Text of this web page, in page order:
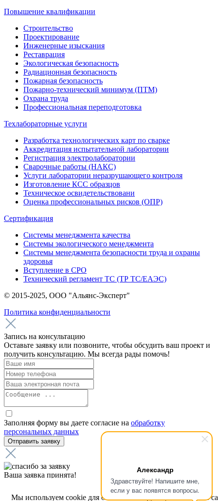
Александр
Здравствуйте! Напишите мне,
если у вас появятся вопросы.
Повышение квалификации
Строительство
Проектирование
Инженерные изыскания
Реставрация
Экологическая безопасность
Радиационная безопасность
Пожарная безопасность
Пожарно-технический минимум (ПТМ)
Охрана труда
Профессиональная переподготовка
Техлабораторные услуги
Разработка технологических карт по сварке
Аккредитация испытательной лаборатории
Регистрация электролаборатории
Сварочные работы (НАКС)
Услуги лаборатории неразрушающего контроля
Изготовление КСС образцов
Техническое освидетельствовани
Оценка профессиональных рисков (ОПР)
Сертификация
Системы менеджмента качества
Системы экологического менеджмента
Системы менеджмента безопасности труда и охраны
здоровья
Вступление в СРО
Технический регламент ТС (ТР ТС/ЕАЭС)
© 2015-2025, ООО "Альянс-Эксперт"
Политика конфиденциальности
Запись на консультацию
Оставьте заявку или позвоните, чтобы обсудить ваш проект и
получить консультацию. Мы всегда рады помочь!
Заполняя форму вы даете согласие на обработку
персональных данных
Ваша заявка принята!
Мы получили вашу заявку на звонок, наш менеджер свяжется
Мы используем cookie для обеспечения функциональности